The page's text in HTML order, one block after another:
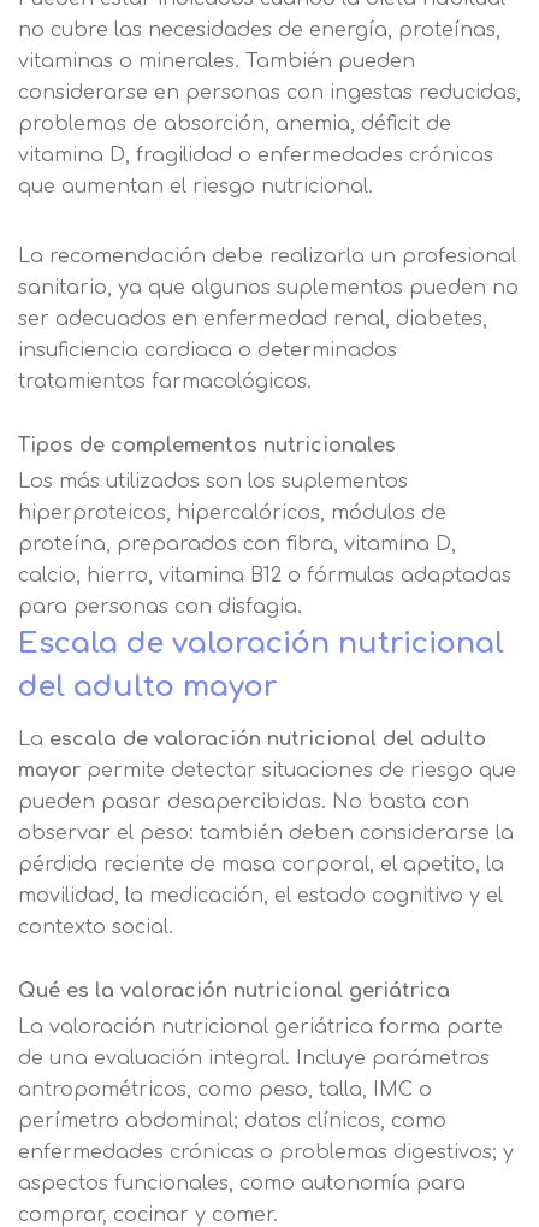
no cubre las necesidades de energía, proteínas,
vitaminas o minerales. También pueden
considerarse en personas con ingestas reducidas,
problemas de absorción, anemia, déficit de
vitamina D, fragilidad o enfermedades crónicas
que aumentan el riesgo nutricional.
La recomendación debe realizarla un profesional
sanitario, ya que algunos suplementos pueden no
ser adecuados en enfermedad renal, diabetes,
insuficiencia cardiaca o determinados
tratamientos farmacológicos.
Tipos de complementos nutricionales
Los más utilizados son los suplementos
hiperproteicos, hipercalóricos, módulos de
proteína, preparados con fibra, vitamina D,
calcio, hierro, vitamina B12 o fórmulas adaptadas
para personas con disfagia.
Escala de valoración nutricional
del adulto mayor
La escala de valoración nutricional del adulto
mayor permite detectar situaciones de riesgo que
pueden pasar desapercibidas. No basta con
observar el peso: también deben considerarse la
pérdida reciente de masa corporal, el apetito, la
movilidad, la medicación, el estado cognitivo y el
contexto social.
Qué es la valoración nutricional geriátrica
La valoración nutricional geriátrica forma parte
de una evaluación integral. Incluye parámetros
antropométricos, como peso, talla, IMC o
perímetro abdominal; datos clínicos, como
enfermedades crónicas o problemas digestivos; y
aspectos funcionales, como autonomía para
comprar, cocinar y comer.
Apellido
Teléfono País
Mensaje
Información básica sobre
Protección de Datos .Haz clic aquí
Acepto el tratamiento de mis datos con la
Información básica sobre Protección
de Datos .Haz clic aquí
Responsable EUROINNOVA
BUSINESS SCHOOL, S.L. Finalidad
Información académica y comercial
de nuestros servicios de enseñanza
interesado Destinatarios Encargados
del tratamiento para cumplir con las
finalidades Derechos Acceder,
rectificar y suprimir los datos, así
como otros derechos, como se
explica en la información adicional
Información adicionalaquí
Acepto el tratamiento de mis datos con la
finalidad prevista en la información
básica
Utilizamos cookies propias y de terceros
para mejorar nuestros servicios
relacionados con tus preferencias,
mediante el análisis de tus hábitos de
navegación. En caso de que rechace las
cookies, no podremos asegurarle el
correcto funcionamiento de las distintas
Puede obtener más información en
nuestra política de cookies.
Después de aceptar, no volveremos a
Seguir navegando
Leer más